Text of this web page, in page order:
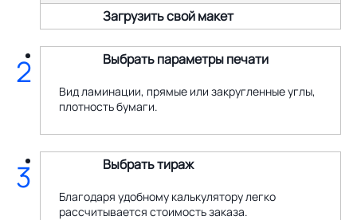
Загрузить свой макет
Выбрать параметры печати
Вид ламинации, прямые или закругленные углы,
плотность бумаги.
2
Выбрать тираж
Благодаря удобному калькулятору легко
рассчитывается стоимость заказа.
3